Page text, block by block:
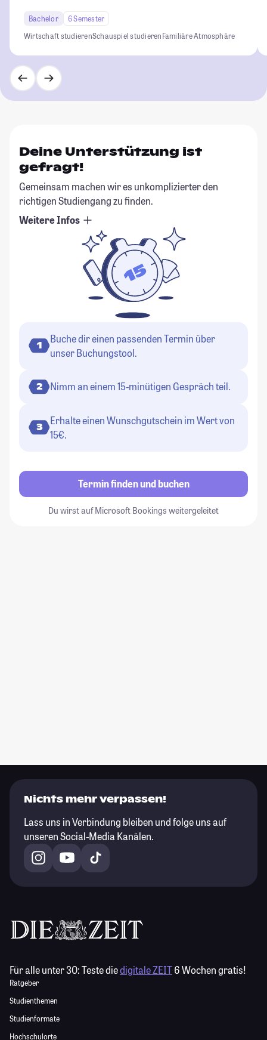
Bachelor
6 Semester
Wirtschaft studierenSchauspiel studierenFamiliäre Atmosphäre
Deine Unterstützung ist
gefragt!
Gemeinsam machen wir es unkomplizierter den
richtigen Studiengang zu finden.
Weitere Infos
1
Buche dir einen passenden Termin über
unser Buchungstool.
2 Nimm an einem 15-minütigen Gespräch teil.
3
Erhalte einen Wunschgutschein im Wert von
15€.
Termin finden und buchen
Du wirst auf Microsoft Bookings weitergeleitet
Nichts mehr verpassen!
Lass uns in Verbindung bleiben und folge uns auf
unseren Social-Media Kanälen.
Für alle unter 30:Teste diedigitale ZEIT6 Wochen gratis!
Ratgeber
Studienthemen
Studienformate
Hochschulorte